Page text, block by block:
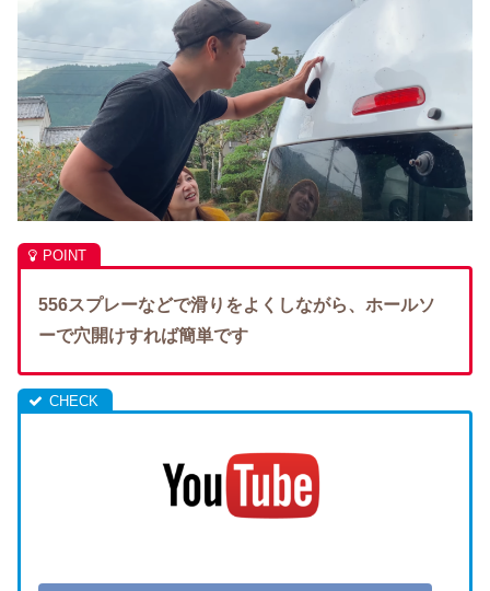
556スプレーなどで滑りをよくしながら、ホールソ
ーで穴開けすれば簡単です